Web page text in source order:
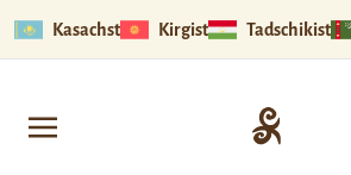
Kasachstan Kirgistan Tadschikistan